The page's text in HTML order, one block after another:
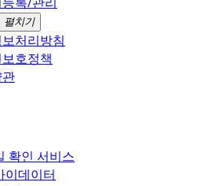
펼치기
처리방침
호정책
확인 서비스
이데이터